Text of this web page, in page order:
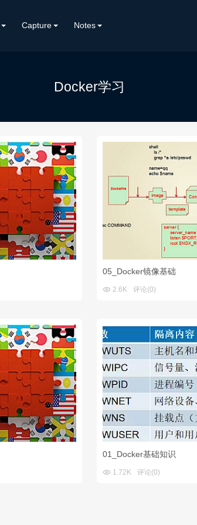
Capture Notes
Docker学习
05_Docker镜像基础
 2.6K 评论(0)
01_Docker基础知识
 1.72K 评论(0)